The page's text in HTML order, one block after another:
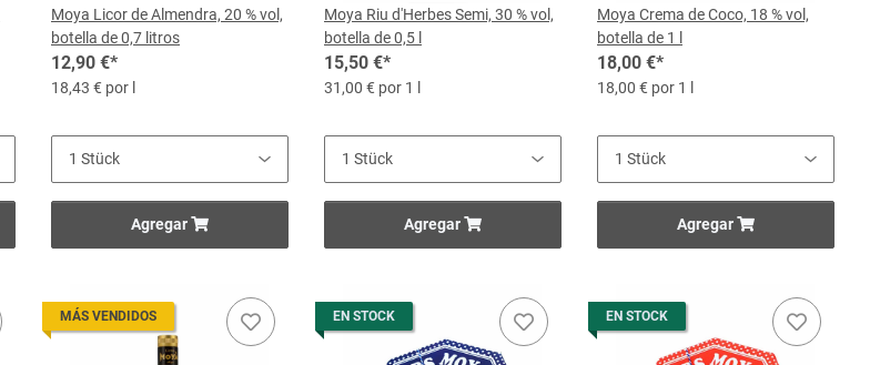
Moya Licor de Almendra, 20 % vol,
botella de 0,7 litros
12,90 €*
18,43 € por l
Agregar
Moya Riu d'Herbes Semi, 30 % vol,
botella de 0,5 l
15,50 €*
31,00 € por 1 l
Agregar
Moya Crema de Coco, 18 % vol,
botella de 1 l
18,00 €*
18,00 € por 1 l
Agregar
MÁS VENDIDOS EN STOCK EN STOCK